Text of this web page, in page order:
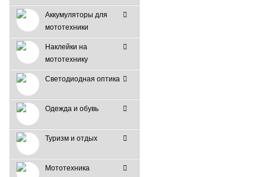
Аккумуляторы для
мототехники
Наклейки на
мототехнику
Светодиодная оптика
Одежда и обувь
Туризм и отдых
Мототехника